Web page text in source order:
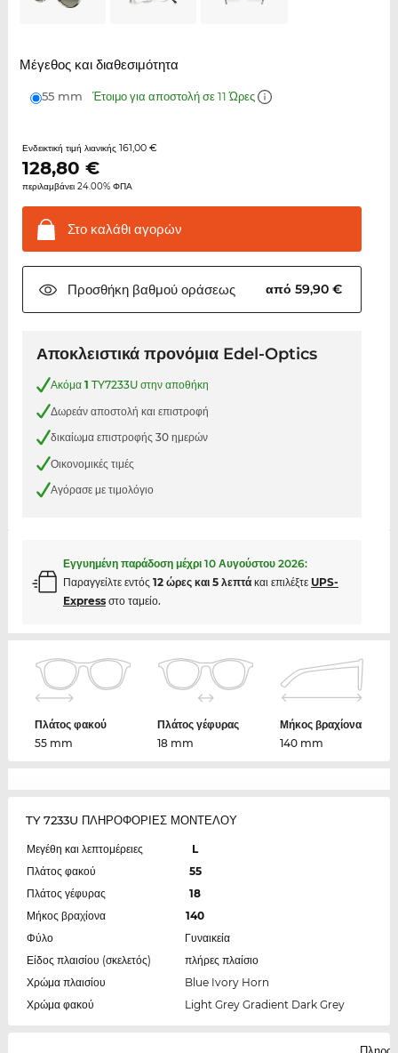
Μέγεθος και διαθεσιμότητα
55 mm Έτοιμο για αποστολή σε 11 Ώρες
Ενδεικτική τιμή λιανικής 161,00 €
128,80 €
περιλαμβάνει 24.00% ΦΠΑ
Στο καλάθιαγορών
Προσθήκη βαθμούοράσεως από 59,90 €
Αποκλειστικά προνόμια Edel-Optics
Ακόμα 1 TY7233U στην αποθήκη
Δωρεάν αποστολή και επιστροφή
δικαίωμα επιστροφής 30 ημερών
Οικονομικές τιμές
Αγόρασε με τιμολόγιο
Εγγυημένη παράδοση μέχρι 10 Αυγούστου 2026:
Παραγγείλτε εντός 12 ώρες και 5 λεπτάκαι επιλέξτε UPS-
Expressστο ταμείο.
Πλάτος φακού
55 mm
Πλάτος γέφυρας
18 mm
Μήκος βραχίονα
140 mm
TY 7233U ΠΛΗΡΟΦΟΡΙΕΣ ΜΟΝΤΕΛΟΥ
Μεγέθη και λεπτομέρειες
L
Πλάτος φακού
55
Πλάτος γέφυρας
18
Μήκος βραχίονα
140
Φύλο
Γυναικεία
Είδος πλαισίου (σκελετός)
πλήρες πλαίσιο
Χρώμα πλαισίου
Blue Ivory Horn
Χρώμα φακού
Light Grey Gradient Dark Grey